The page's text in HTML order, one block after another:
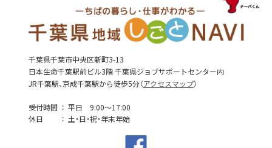
千葉県千葉市中央区新町3-13
日本生命千葉駅前ビル3階 千葉県ジョブサポートセンター内
JR千葉駅、京成千葉駅から徒歩5分（アクセスマップ）
受付時間
平日 9:00～17:00
休日
土・日・祝・年末年始